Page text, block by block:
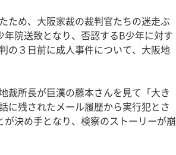
ため、大阪家裁の裁判官たちの迷走ぶ
院送致となり、否認するB少年に対す
の３日前に成人事件について、大阪地
裁所長が巨漢の藤本さんを見て「大き
に残されたメール履歴から実行犯とさ
決め手となり、検察のストーリーが崩